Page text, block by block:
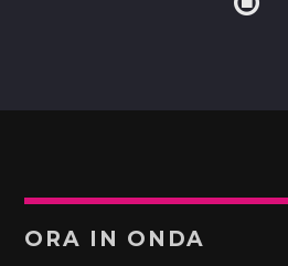
ORA IN ONDA